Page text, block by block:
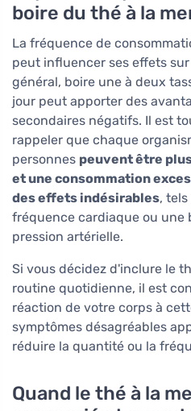
boire du thé à la
La fréquence de
peut influencer ses effets
général, boire une à deux
jour peut apporter des
secondaires négatifs. Il est
rappeler que chaque
personnes peuvent être
et une consommation
des effets indésirables,
fréquence cardiaque ou une
pression artérielle.
Si vous décidez d'inclure le
routine quotidienne, il est
réaction de votre corps à
symptômes désagréables
réduire la quantité ou la
Quand le thé à la